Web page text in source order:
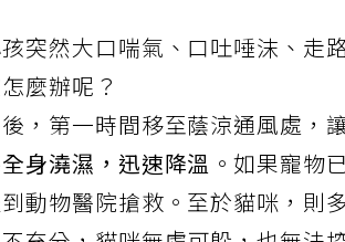
突然大口喘氣、口吐唾沫、走
麼辦呢？
，第一時間移至蔭涼通風處，
身澆濕，迅速降溫 。如果寵物
動物醫院搶救。至於貓咪，則